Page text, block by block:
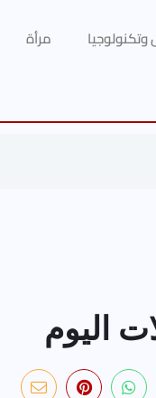
وتكنولوجيا مرأة
اليوم